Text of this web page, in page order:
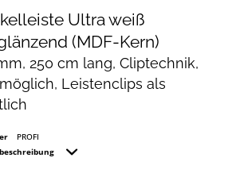
Ultra weiß
(MDF-Kern)
250 cm lang, Cliptechnik,
Leistenclips als
PROFI